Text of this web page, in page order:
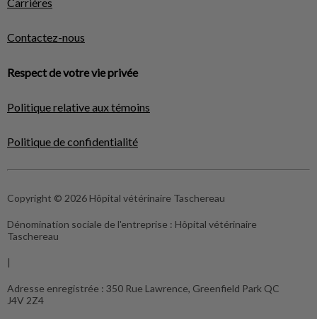
Contactez-nous
Respect de votre vie privée
Politique relative aux témoins
Politique de confidentialité
Copyright © 2026 Hôpital vétérinaire Taschereau
Dénomination sociale de l'entreprise : Hôpital vétérinaire
Taschereau
|
Adresse enregistrée : 350 Rue Lawrence, Greenfield Park QC
J4V 2Z4